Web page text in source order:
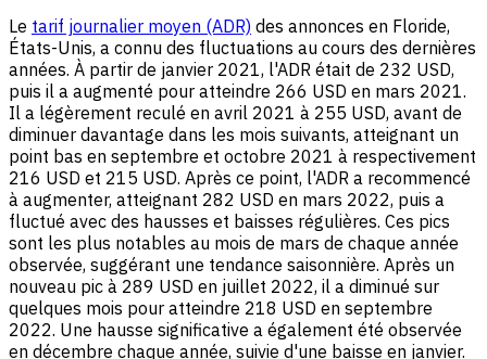
Le tarif journalier moyen (ADR) des annonces en Floride,
États-Unis, a connu des fluctuations au cours des dernières
années. À partir de janvier 2021, l'ADR était de 232 USD,
puis il a augmenté pour atteindre 266 USD en mars 2021.
Il a légèrement reculé en avril 2021 à 255 USD, avant de
diminuer davantage dans les mois suivants, atteignant un
point bas en septembre et octobre 2021 à respectivement
216 USD et 215 USD. Après ce point, l'ADR a recommencé
à augmenter, atteignant 282 USD en mars 2022, puis a
fluctué avec des hausses et baisses régulières. Ces pics
sont les plus notables au mois de mars de chaque année
observée, suggérant une tendance saisonnière. Après un
nouveau pic à 289 USD en juillet 2022, il a diminué sur
quelques mois pour atteindre 218 USD en septembre
2022. Une hausse significative a également été observée
en décembre chaque année, suivie d'une baisse en janvier.